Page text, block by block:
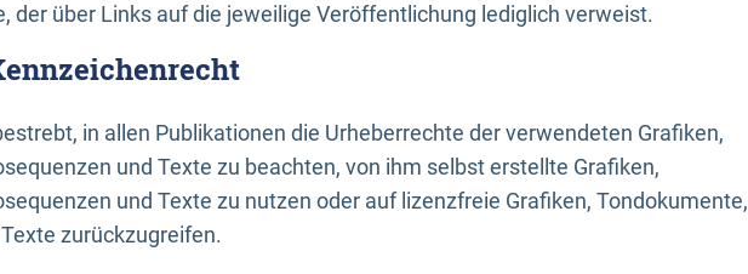
der über Links auf die jeweilige Veröffentlichung lediglich verweist.
in allen Publikationen die Urheberrechte der verwendeten Grafiken,
und Texte zu beachten, von ihm selbst erstellte Grafiken,
und Texte zu nutzen oder auf lizenzfreie Grafiken, Tondokumente,
zurückzugreifen.